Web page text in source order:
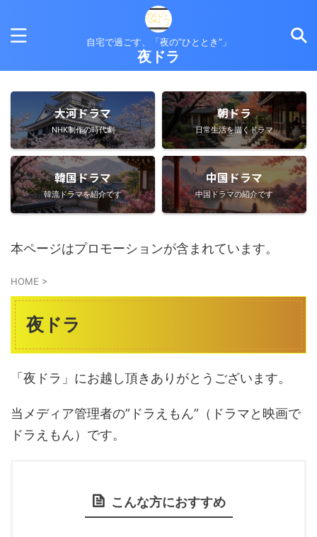
自宅で過ごす、「夜の”ひととき”」
夜ドラ
大河ドラマ
NHK制作の時代劇
朝ドラ
日常生活を描くドラマ
韓国ドラマ
韓流ドラマを紹介です
中国ドラマ
中国ドラマの紹介です
本ページはプロモーションが含まれています。
HOME >
夜ドラ
「夜ドラ」にお越し頂きありがとうございます。
当メディア管理者の”ドラえもん”（ドラマと映画で
ドラえもん）です。
こんな方におすすめ